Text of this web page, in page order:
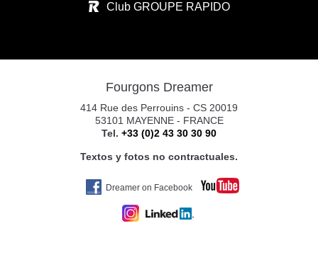
31119 IMARCOAIN
CARAVANAS EUROPEAS PAMPLONA S.
POL. CIUDAD D. TRANSP. C/RIO ARGA 2
31119 IMARCOAIN (PAMPLONA)
Tel. +34 675 945 483
Club GROUPE RAPIDO
Fourgons Dreamer
414 Rue des Perrouins - CS 20019
53101 MAYENNE - FRANCE
Tel. +33 (0)2 43 30 30 90
Textos y fotos no contractuales.
Dreamer on Facebook